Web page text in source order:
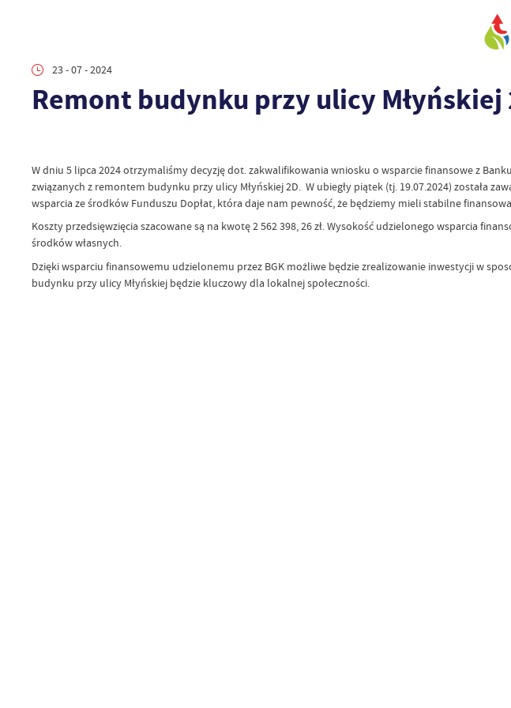
23 - 07 - 2024
Remont budynku przy ulicy Młyńskiej
W dniu 5 lipca 2024 otrzymaliśmy decyzję dot. zakwalifikowania wniosku o wsparcie finansowe z
związanych z remontem budynku przy ulicy Młyńskiej 2D. W ubiegły piątek (tj. 19.07.2024) została
wsparcia ze środków Funduszu Dopłat, która daje nam pewność, że będziemy mieli stabilne
Koszty przedsięwzięcia szacowane są na kwotę 2 562 398, 26 zł. Wysokość udzielonego wsparcia
środków własnych.
Dzięki wsparciu finansowemu udzielonemu przez BGK możliwe będzie zrealizowanie inwestycji w
budynku przy ulicy Młyńskiej będzie kluczowy dla lokalnej społeczności.